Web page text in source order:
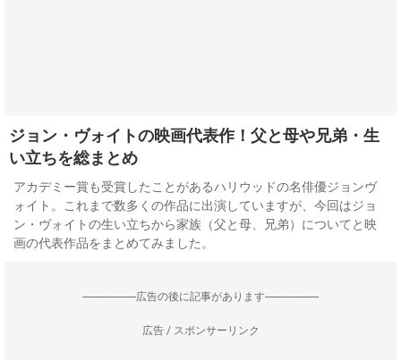
ジョン・ヴォイトの映画代表作！父と母や兄弟・生
い立ちを総まとめ
アカデミー賞も受賞したことがあるハリウッドの名俳優ジョンヴ
ォイト。これまで数多くの作品に出演していますが、今回はジョ
ン・ヴォイトの生い立ちから家族（父と母、兄弟）についてと映
画の代表作品をまとめてみました。
--------------------広告の後に記事があります--------------------
広告 / スポンサーリンク